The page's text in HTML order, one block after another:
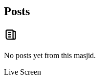
Posts
No posts yet from this masjid.
Live Screen